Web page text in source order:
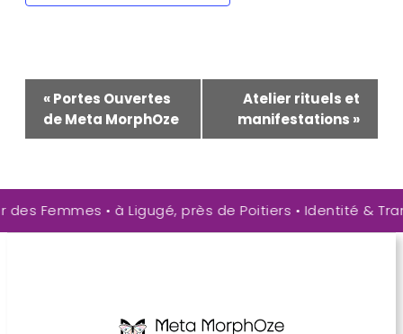
Navigation
Évènement
«Portes Ouvertes
de Meta MorphOze
Atelier rituels et
manifestations »
Femmes • à Ligugé, près de Poitiers • Identité &